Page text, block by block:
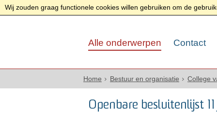
Wij zouden graag functionele cookies willen gebruiken om de
Alle onderwerpen Contact
Home Bestuur en organisatie College
Openbare besluitenlijst